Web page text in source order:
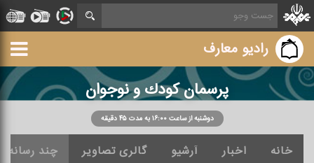
رادیو معارف
پرسمان كودك و نوجوان
دوشنبه از ساعت ۱۶:۰۰ به مدت ۴۵ دقیقه
خانه اخبار آرشیو گالری تصاویر چند رسانه